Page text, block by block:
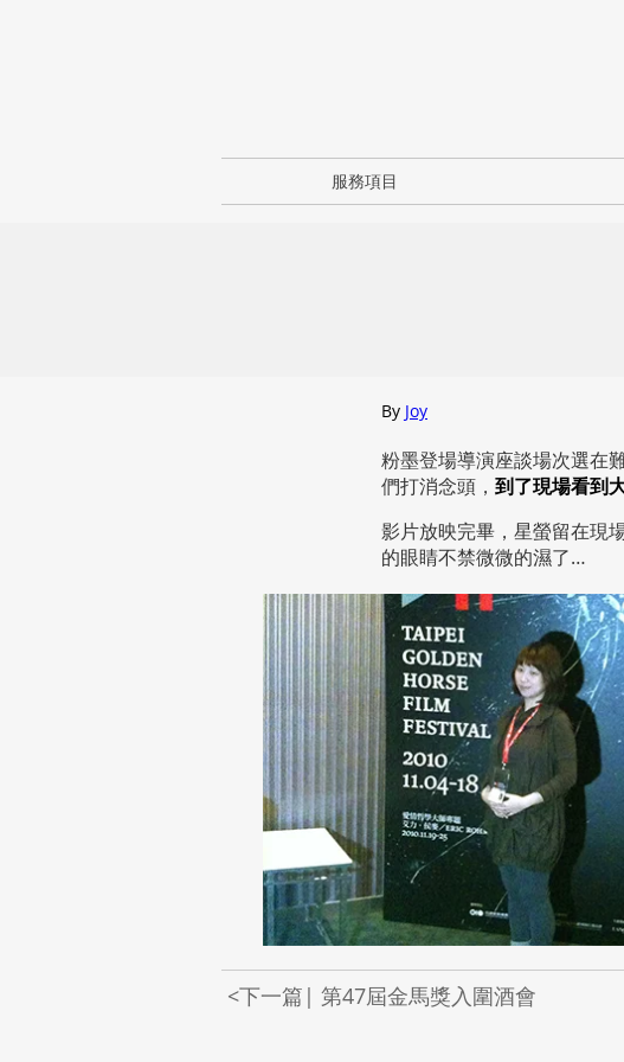
服務項目
By Joy
粉墨登場導演座談場次選在
們打消念頭， 到了現場看到
影片放映完畢，星螢留在現
的眼睛不禁微微的濕了…
<下一篇| 第47屆金馬獎入圍酒會